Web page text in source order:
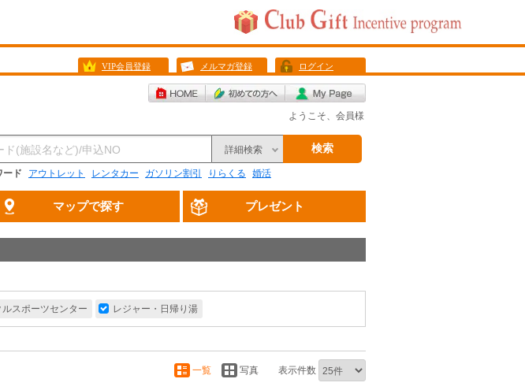
VIP会員登録 メルマガ登録 ログイン
ようこそ、会員様
詳細検索 検索
ード アウトレット レンタカー ガソリン割引 りらくる 婚活
マップで探す プレゼント
スポーツセンター レジャー・日帰り湯
一覧 写真 表示件数